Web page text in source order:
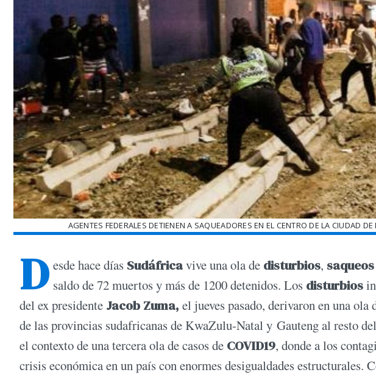
AGENTES FEDERALES DETIENEN A SAQUEADORES EN EL CENTRO DE LA CIUDAD
D esde hace días Sudáfricavive una ola de disturbios, saqueos
saldo de 72 muertos y más de 1200 detenidos. Los disturbios
del ex presidente Jacob Zuma, el jueves pasado, derivaron en una
de las provincias sudafricanas de KwaZulu-Natal y Gauteng al resto
el contexto de una tercera ola de casos de COVID19, donde a los
crisis económica en un país con enormes desigualdades